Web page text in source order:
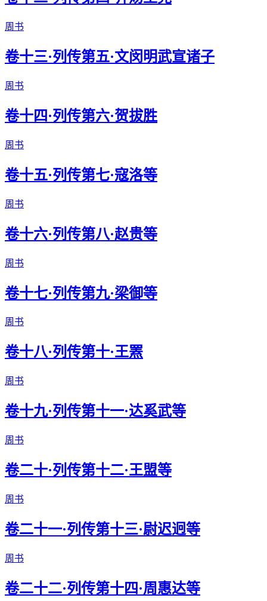
周书
卷十三·列传第五·文闵明武宣诸子
周书
卷十四·列传第六·贺拔胜
周书
卷十五·列传第七·寇洛等
周书
卷十六·列传第八·赵贵等
周书
卷十七·列传第九·梁御等
周书
卷十八·列传第十·王罴
周书
卷十九·列传第十一·达奚武等
周书
卷二十·列传第十二·王盟等
周书
卷二十一·列传第十三·尉迟迥等
周书
卷二十二·列传第十四·周惠达等